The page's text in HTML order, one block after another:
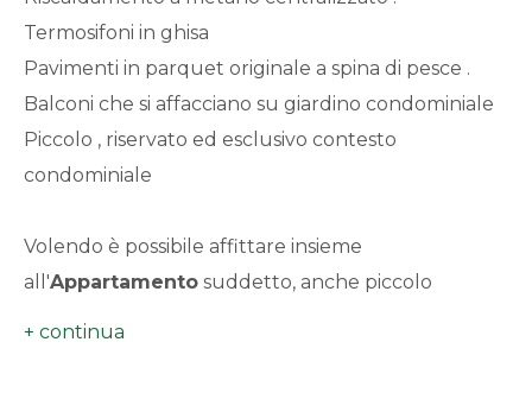
Termosifoni in ghisa
Pavimenti in parquet originale a spina di pesce .
Balconi che si affacciano su giardino condominiale
Piccolo , riservato ed esclusivo contesto
condominiale
Volendo è possibile affittare insieme
all'Appartamento suddetto, anche piccolo
bilocale mansardato al piano superiore , nella
minimi
Qualsiasi